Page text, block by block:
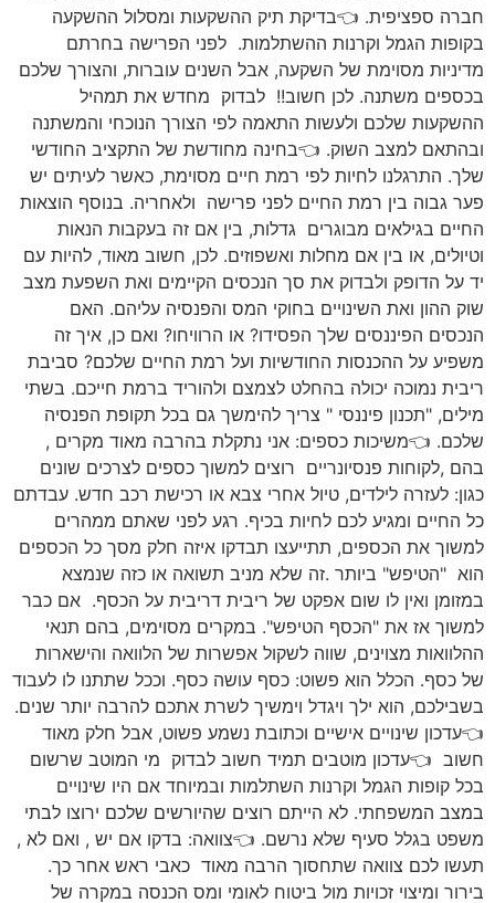
חברה ספציפית. 👈בדיקת תיק ההשקעות ומסלול ההשקעה
בקופות הגמל וקרנות ההשתלמות. לפני הפרישה בחרתם
מדיניות מסוימת של השקעה, אבל השנים עוברות, והצורך שלכם
בכספים משתנה. לכן חשוב!! לבדוק מחדש את תמהיל
ההשקעות שלכם ולעשות התאמה לפי הצורך הנוכחי והמשתנה
ובהתאם למצב השוק. 👈בחינה מחודשת של התקציב החודשי
שלך. התרגלנו לחיות לפי רמת חיים מסוימת, כאשר לעיתים יש
פער גבוה בין רמת החיים לפני פרישה ולאחריה. בנוסף הוצאות
החיים בגילאים מבוגרים גדלות, בין אם זה בעקבות הנאות
וטיולים, או בין אם מחלות ואשפוזים. לכן, חשוב מאוד, להיות עם
יד על הדופק ולבדוק את סך הנכסים הקיימים ואת השפעת מצב
שוק ההון ואת השינויים בחוקי המס והפנסיה עליהם. האם
הנכסים הפיננסים שלך הפסידו? או הרוויחו? ואם כן, איך זה
משפיע על ההכנסות החודשיות ועל רמת החיים שלכם? סביבת
ריבית נמוכה יכולה בהחלט לצמצם ולהוריד ברמת חייכם. בשתי
מילים, "תכנון פיננסי " צריך להימשך גם בכל תקופת הפנסיה
שלכם. 👈משיכות כספים: אני נתקלת בהרבה מאוד מקרים ,
בהם ,לקוחות פנסיונריים רוצים למשוך כספים לצרכים שונים
כגון: לעזרה לילדים, טיול אחרי צבא או רכישת רכב חדש. עבדתם
כל החיים ומגיע לכם לחיות בכיף. רגע לפני שאתם ממהרים
למשוך את הכספים, תתייעצו תבדקו איזה חלק מסך כל הכספים
הוא "הטיפש" ביותר .זה שלא מניב תשואה או כזה שנמצא
במזומן ואין לו שום אפקט של ריבית דריבית על הכסף. אם כבר
למשוך אז את "הכסף הטיפש". במקרים מסוימים, בהם תנאי
ההלוואות מצוינים, שווה לשקול אפשרות של הלוואה והישארות
של כסף. הכלל הוא פשוט: כסף עושה כסף. וככל שתתנו לו לעבוד
בשבילכם, הוא ילך ויגדל וימשיך לשרת אתכם להרבה יותר שנים.
👈עדכון שינויים אישיים וכתובת נשמע פשוט, אבל חלק מאוד
חשוב 👈עדכון מוטבים תמיד חשוב לבדוק מי המוטב שרשום
בכל קופות הגמל וקרנות השתלמות ובמיוחד אם היו שינויים
במצב המשפחתי. לא הייתם רוצים שהיורשים שלכם ירוצו לבתי
משפט בגלל סעיף שלא נרשם. 👈צוואה: בדקו אם יש , ואם לא ,
תעשו לכם צוואה שתחסוך הרבה מאוד כאבי ראש אחר כך.
בירור ומיצוי זכויות מול ביטוח לאומי ומס הכנסה במקרה של